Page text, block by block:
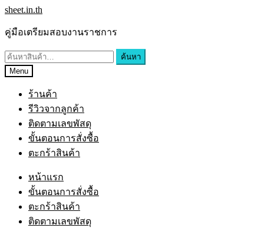
Skip
navigation
Skip
content
sheet.in.th
คู่มือเตรียมสอบงานราชการ
ค้นหา:
ค้นหา
Menu
ร้านค้า
รีวิวจากลูกค้า
ติดตามเลขพัสดุ
ขั้นตอนการสั่งซื้อ
ตะกร้าสินค้า
หน้าแรก
ขั้นตอนการสั่งซื้อ
ตะกร้าสินค้า
ติดตามเลขพัสดุ